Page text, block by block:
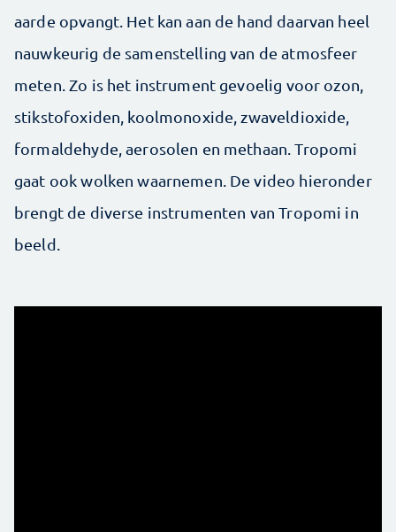
aarde opvangt. Het kan aan de hand daarvan heel
nauwkeurig de samenstelling van de atmosfeer
meten. Zo is het instrument gevoelig voor ozon,
stikstofoxiden, koolmonoxide, zwaveldioxide,
formaldehyde, aerosolen en methaan. Tropomi
gaat ook wolken waarnemen. De video hieronder
brengt de diverse instrumenten van Tropomi in
beeld.